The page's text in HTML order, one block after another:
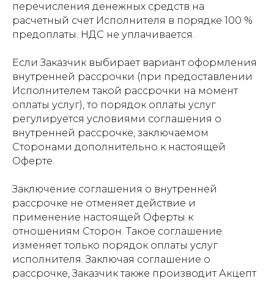
перечисления денежных средств на
расчетный счет Исполнителя в порядке 100 %
предоплаты. НДС не уплачивается.
Если Заказчик выбирает вариант оформления
внутренней рассрочки (при предоставлении
Исполнителем такой рассрочки на момент
оплаты услуг), то порядок оплаты услуг
регулируется условиями соглашения о
внутренней рассрочке, заключаемом
Сторонами дополнительно к настоящей
Оферте.
Заключение соглашения о внутренней
рассрочке не отменяет действие и
применение настоящей Оферты к
отношениям Сторон. Такое соглашение
изменяет только порядок оплаты услуг
исполнителя. Заключая соглашение о
рассрочке, Заказчик также производит Акцепт